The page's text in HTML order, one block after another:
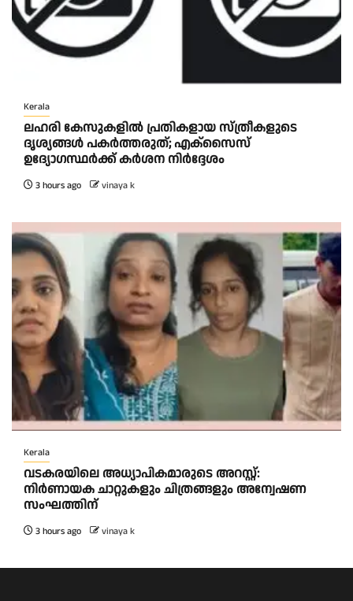
Kerala
ലഹരി കേസുകളിൽ പ്രതികളായ സ്ത്രീകളുടെ
ദൃശ്യങ്ങൾ പകർത്തരുത്; എക്‌സൈസ്
ഉദ്യോഗസ്ഥർക്ക് കർശന നിർദ്ദേശം
3 hours ago vinaya k
Kerala
വടകരയിലെ അധ്യാപികമാരുടെ അറസ്റ്റ്:
നിർണായക ചാറ്റുകളും ചിത്രങ്ങളും അന്വേഷണ
സംഘത്തിന്
3 hours ago vinaya k